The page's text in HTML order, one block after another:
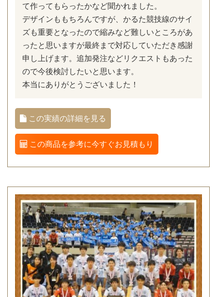
て作ってもらったかなど聞かれました。
デザインももちろんですが、かるた競技線のサイ
ズも重要となったので縮みなど難しいところがあ
ったと思いますが最終まで対応していただき感謝
申し上げます。追加発注などリクエストもあった
ので今後検討したいと思います。
本当にありがとうございました！
この実績の詳細を見る
この商品を参考に今すぐお見積もり